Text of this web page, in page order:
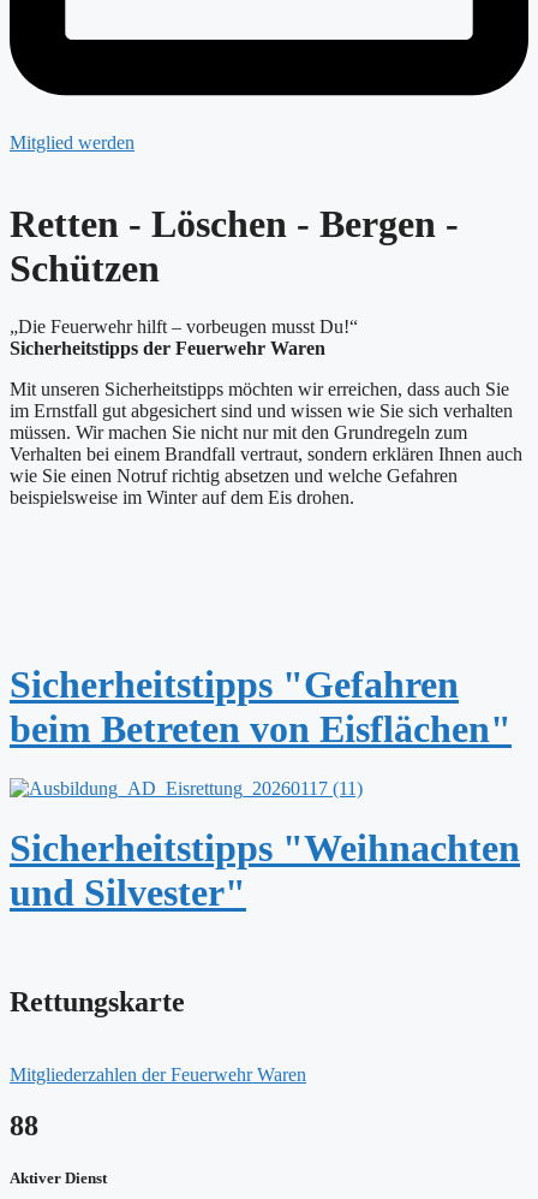
Mitglied werden
Retten - Löschen - Bergen -
Schützen
„Die Feuerwehr hilft – vorbeugen musst Du!“
Sicherheitstipps der Feuerwehr Waren
Mit unseren Sicherheitstipps möchten wir erreichen, dass auch Sie
im Ernstfall gut abgesichert sind und wissen wie Sie sich verhalten
müssen. Wir machen Sie nicht nur mit den Grundregeln zum
Verhalten bei einem Brandfall vertraut, sondern erklären Ihnen auch
wie Sie einen Notruf richtig absetzen und welche Gefahren
beispielsweise im Winter auf dem Eis drohen.
Sicherheitstipps "Gefahren
beim Betreten von Eisflächen"
Sicherheitstipps "Weihnachten
und Silvester"
Rettungskarte
Mitgliederzahlen der Feuerwehr Waren
88
Aktiver Dienst